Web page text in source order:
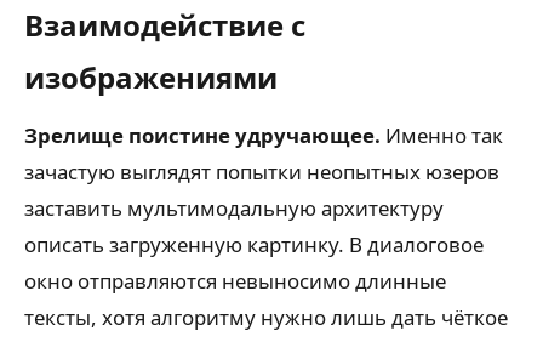
Взаимодействие с
изображениями
Зрелище поистине удручающее. Именно так
зачастую выглядят попытки неопытных юзеров
заставить мультимодальную архитектуру
описать загруженную картинку. В диалоговое
окно отправляются невыносимо длинные
тексты, хотя алгоритму нужно лишь дать чёткое